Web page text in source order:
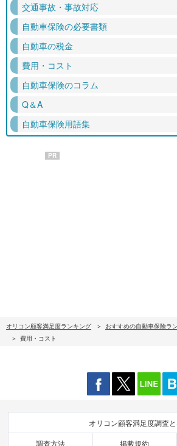
交通事故・事故対応
自動車保険の必要書類
自動車の税金
費用・コスト
自動車保険のコラム
Q＆A
自動車保険用語集
PR
オリコン顧客満足度ランキング おすすめの自動車保険ラ
費用・コスト
オリコン顧客満足度調査
調査方法 掲載規約